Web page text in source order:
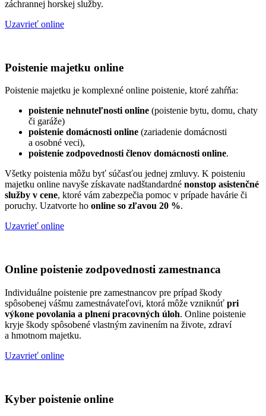
záchrannej horskej služby.
Uzavrieť online
Poistenie majetku online
Poistenie majetku je komplexné online poistenie, ktoré zahŕňa:
poistenie nehnuteľnosti online (poistenie bytu, domu, chaty
či garáže)
poistenie domácnosti online (zariadenie domácnosti
a osobné veci),
poistenie zodpovednosti členov domácnosti online.
Všetky poistenia môžu byť súčasťou jednej zmluvy. K poisteniu
majetku online navyše získavate nadštandardné nonstop asistenčné
služby v cene, ktoré vám zabezpečia pomoc v prípade havárie či
poruchy. Uzatvorte ho online so zľavou 20 %.
Uzavrieť online
Online poistenie zodpovednosti zamestnanca
Individuálne poistenie pre zamestnancov pre prípad škody
spôsobenej vášmu zamestnávateľovi, ktorá môže vzniknúť pri
výkone povolania a plnení pracovných úloh. Online poistenie
kryje škody spôsobené vlastným zavinením na živote, zdraví
a hmotnom majetku.
Uzavrieť online
Kyber poistenie online